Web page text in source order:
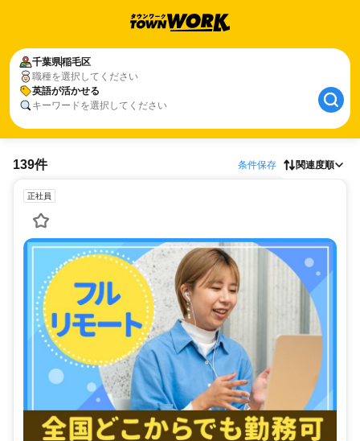
千葉県稲毛区
職種を選択してください
英語が活かせる
キーワードを選択してください
139件 条件保存 関連度順
正社員